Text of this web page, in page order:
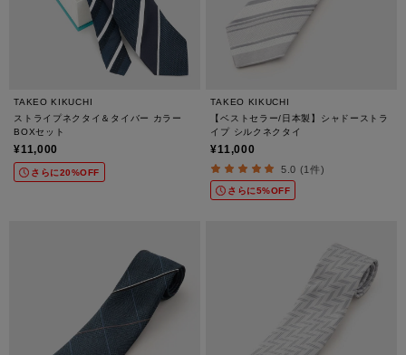
TAKEO KIKUCHI
ストライプネクタイ＆タイバー カラー
BOXセット
¥11,000
さらに20%OFF
TAKEO KIKUCHI
【ベストセラー/日本製】シャドーストラ
イプ シルクネクタイ
¥11,000
5.0 (1件)
さらに5%OFF